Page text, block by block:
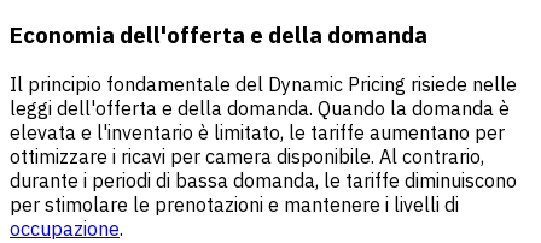
Economia dell'offerta e della domanda
Il principio fondamentale del Dynamic Pricing risiede nelle
leggi dell'offerta e della domanda. Quando la domanda è
elevata e l'inventario è limitato, le tariffe aumentano per
ottimizzare i ricavi per camera disponibile. Al contrario,
durante i periodi di bassa domanda, le tariffe diminuiscono
per stimolare le prenotazioni e mantenere i livelli di
occupazione.